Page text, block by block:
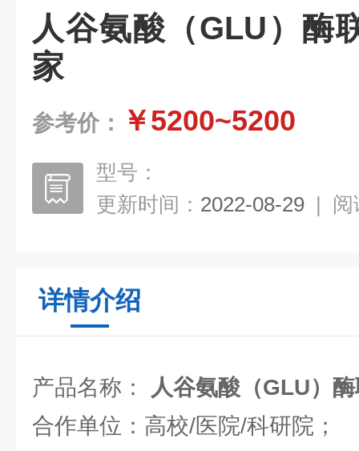
人谷氨酸（GLU）酶
家
参考价： ￥5200~5200
型号：
更新时间： 2022-08-29 | 阅
详情介绍
产品名称：
人谷氨酸（GLU）
合作单位：高校/医院/科研院；